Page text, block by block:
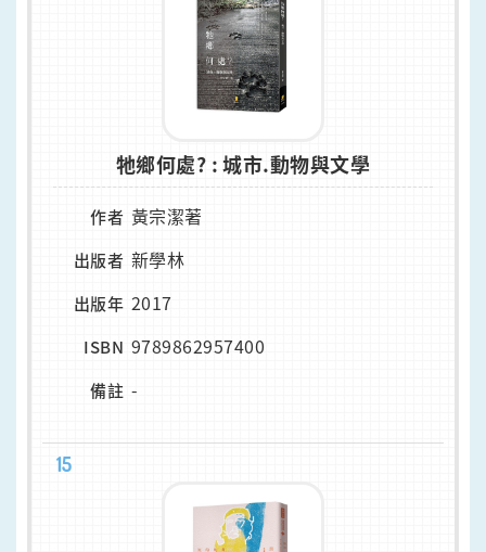
牠鄉何處? : 城市.動物與文學
作者 黃宗潔著
出版者 新學林
出版年 2017
ISBN 9789862957400
備註 -
15